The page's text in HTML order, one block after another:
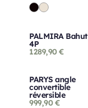
PALMIRA Bahut
4P
1289,90 €
PARYS angle
convertible
réversible
999,90 €